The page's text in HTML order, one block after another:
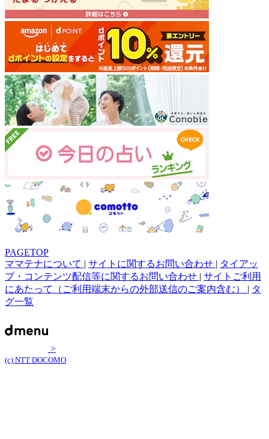
PAGETOP
ママテナについて | サイトに関するお問い合わせ | タイアッ
プ・コンテンツ配信等に関するお問い合わせ | サイトご利用
にあたって（ご利用端末からの外部送信のご案内含む） | タ
グ一覧
>
(c) NTT DOCOMO